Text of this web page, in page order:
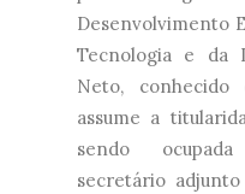
Desenvolvimento
Tecnologia e da
Neto, conhecido
assume a
sendo
secretário